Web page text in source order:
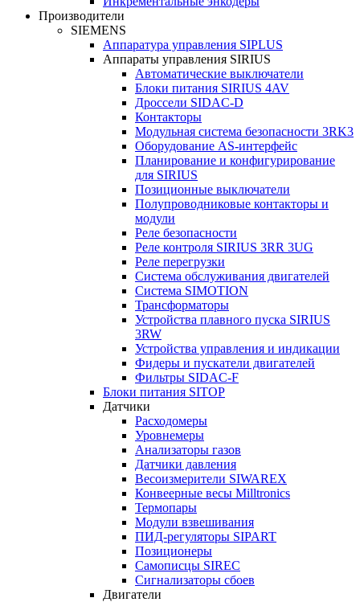
Производители
SIEMENS
Аппаратура управления SIPLUS
Аппараты управления SIRIUS
Автоматические выключатели
Блоки питания SIRIUS 4AV
Дроссели SIDAC-D
Контакторы
Модульная система безопасности 3RK3
Оборудование AS-интерфейс
Планирование и конфигурирование
для SIRIUS
Позиционные выключатели
Полупроводниковые контакторы и
модули
Реле безопасности
Реле контроля SIRIUS 3RR 3UG
Реле перегрузки
Сиcтема обслуживания двигателей
Система SIMOTION
Трансформаторы
Устройства плавного пуска SIRIUS
3RW
Устройства управления и индикации
Фидеры и пускатели двигателей
Фильтры SIDAC-F
Блоки питания SITOP
Датчики
Расходомеры
Уровнемеры
Анализаторы газов
Датчики давления
Весоизмерители SIWAREX
Конвеерные весы Milltronics
Термопары
Модули взвешивания
ПИД-регуляторы SIPART
Позиционеры
Самописцы SIREC
Сигнализаторы сбоев
Двигатели